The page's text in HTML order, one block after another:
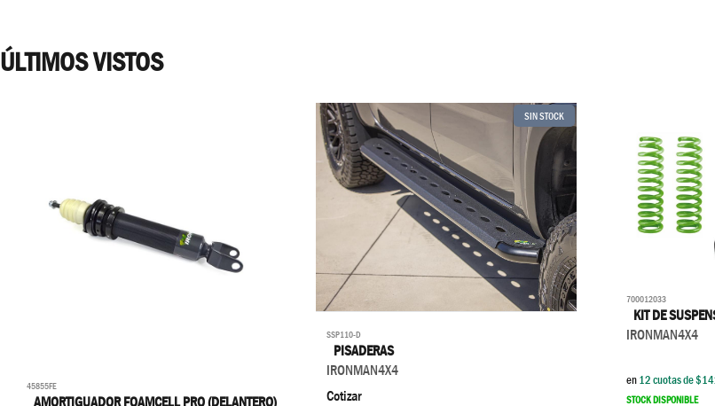
ÚLTIMOS VISTOS
45855FE
SIN STOCK
SSP110-D
PISADERAS
IRONMAN4X4
Cotizar
700012033
KIT DE
IRONMAN4X4
en12cuotas de $
STOCK DISPONIBLE